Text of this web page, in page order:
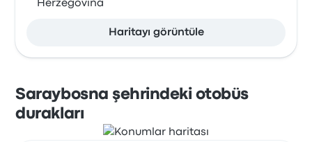
Herzegovina
Haritayı görüntüle
Saraybosna şehrindeki otobüs
durakları